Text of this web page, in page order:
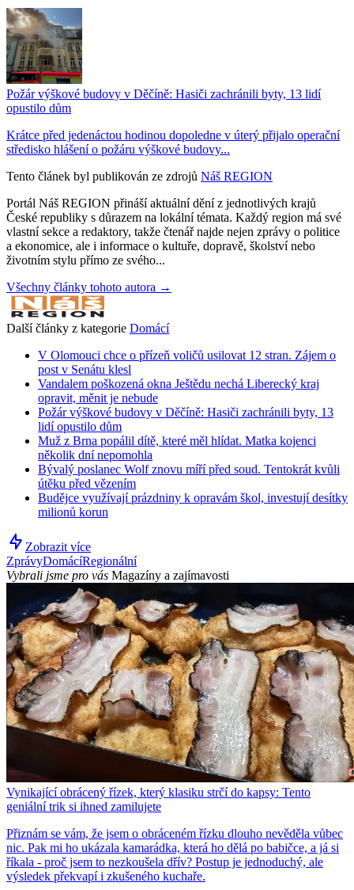
Požár výškové budovy v Děčíně: Hasiči zachránili byty, 13 lidí
opustilo dům
Krátce před jedenáctou hodinou dopoledne v úterý přijalo operační
středisko hlášení o požáru výškové budovy...
Tento článek byl publikován ze zdrojů Náš REGION
Portál Náš REGION přináší aktuální dění z jednotlivých krajů
České republiky s důrazem na lokální témata. Každý region má své
vlastní sekce a redaktory, takže čtenář najde nejen zprávy o politice
a ekonomice, ale i informace o kultuře, dopravě, školství nebo
životním stylu přímo ze svého...
Všechny články tohoto autora →
Další články z kategorie Domácí
V Olomouci chce o přízeň voličů usilovat 12 stran. Zájem o
post v Senátu klesl
Vandalem poškozená okna Ještědu nechá Liberecký kraj
opravit, měnit je nebude
Požár výškové budovy v Děčíně: Hasiči zachránili byty, 13
lidí opustilo dům
Muž z Brna popálil dítě, které měl hlídat. Matka kojenci
několik dní nepomohla
Bývalý poslanec Wolf znovu míří před soud. Tentokrát kvůli
útěku před vězením
Budějce využívají prázdniny k opravám škol, investují desítky
milionů korun
Zobrazit více
ZprávyDomácíRegionální
Vybrali jsme pro vás Magazíny a zajímavosti
Vynikající obrácený řízek, který klasiku strčí do kapsy: Tento
geniální trik si ihned zamilujete
Přiznám se vám, že jsem o obráceném řízku dlouho nevěděla vůbec
nic. Pak mi ho ukázala kamarádka, která ho dělá po babičce, a já si
říkala - proč jsem to nezkoušela dřív? Postup je jednoduchý, ale
výsledek překvapí i zkušeného kuchaře.